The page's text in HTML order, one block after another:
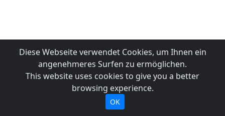
Diese Webseite verwendet Cookies, um Ihnen ein
angenehmeres Surfen zu ermöglichen.
This website uses cookies to give you a better
browsing experience.
OK